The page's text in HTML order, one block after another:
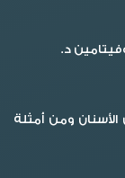
د.
ومن أمثلة